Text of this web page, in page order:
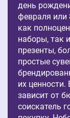
день
февраля или
как
наборы, так
презенты,
простые
их
зависит от
соискатель